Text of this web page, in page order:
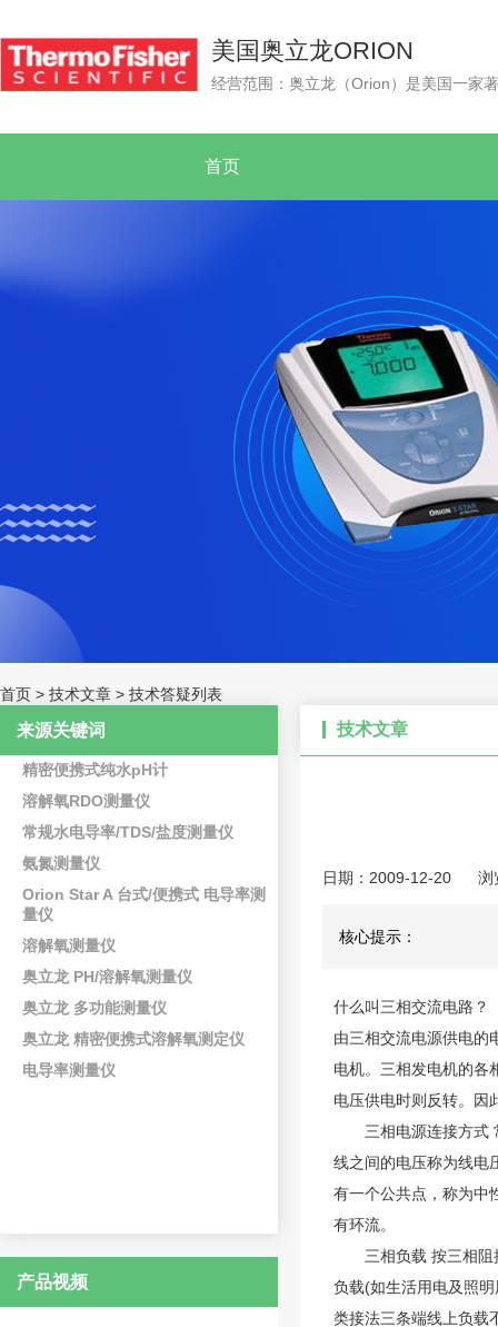
美国奥立龙ORION
首页
首页 > 技术文章 > 技术答疑列表
来源关键词
精密便携式纯水pH计
溶解氧RDO测量仪
常规水电导率/TDS/盐度测量仪
氨氮测量仪
Orion Star A 台式/便携式 电导率测
量仪
溶解氧测量仪
奥立龙 PH/溶解氧测量仪
奥立龙 多功能测量仪
奥立龙 精密便携式溶解氧测定仪
电导率测量仪
产品视频
技术文章
日期：2009-12-20 浏
核心提示：
什么叫三相交流电路 ？
由三相交流电源供电的
电机。三相发电机的各
电压供电时则反转。因
三相电源连接方式 常
线之间的电压称为线电
有一个公共点，称为中
有环流。
三相负载 按三相阻抗
负载(如生活用电及照
类接法三条端线上负载